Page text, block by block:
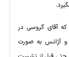
آقای گروسی در
و آژانس به صورت